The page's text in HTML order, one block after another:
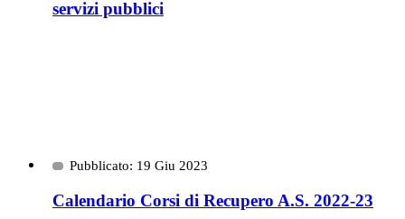
servizi pubblici
Pubblicato: 19 Giu 2023
Calendario Corsi di Recupero A.S. 2022-23